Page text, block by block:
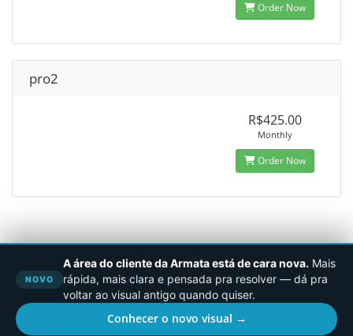
Order Now
pro2
R$425.00
Monthly
Order Now
NOVO
A área do cliente da Armata está de cara nova. Mais
rápida, mais clara e pensada pra resolver — dá pra
voltar ao visual antigo quando quiser.
Conhecer o novo visual →